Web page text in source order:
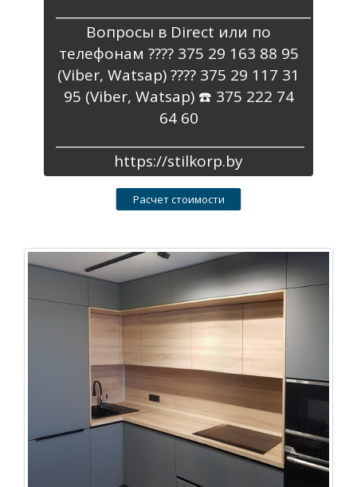
Вопросы в Direct или по
телефонам ???? 375 29 163 88 95
(Viber, Watsap) ???? 375 29 117 31
95 (Viber, Watsap) ☎️ 375 222 74
64 60
https://stilkorp.by
Расчет стоимости